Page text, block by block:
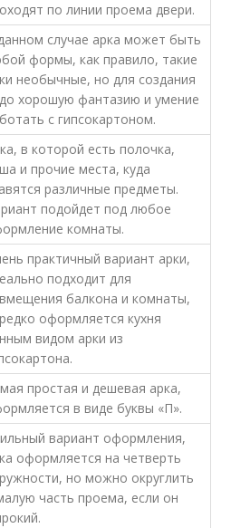
по линии проема двери.
случае арка может быть
формы, как правило, такие
необычные, но для создания
хорошую фантазию и умение
с гипсокартоном.
в которой есть полочка,
и прочие места, куда
различные предметы.
подойдет под любое
комнаты.
практичный вариант арки,
подходит для
балкона и комнаты,
оформляется кухня
видом арки из
простая и дешевая арка,
в виде буквы «П».
вариант оформления,
оформляется на четверть
но можно округлить
часть проема, если он